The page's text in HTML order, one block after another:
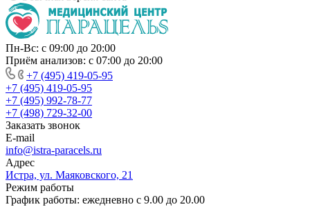
Пн-Вс: с 09:00 до 20:00
Приём анализов: с 07:00 до 20:00
+7 (495) 419-05-95
+7 (495) 419-05-95
+7 (495) 992-78-77
+7 (498) 729-32-00
Заказать звонок
E-mail
info@istra-paracels.ru
Адрес
Истра, ул. Маяковского, 21
Режим работы
График работы: ежедневно с 9.00 до 20.00